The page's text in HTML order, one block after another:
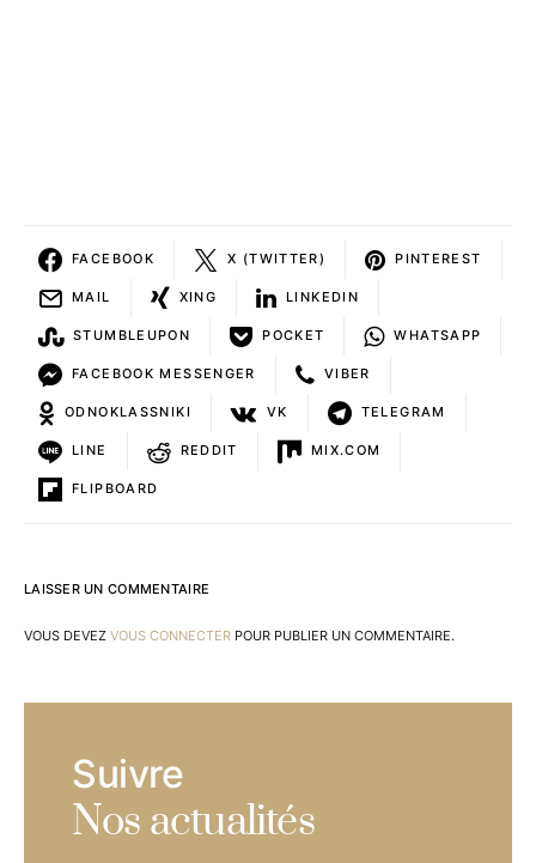
FACEBOOK X (TWITTER) PINTEREST
MAIL XING LINKEDIN
STUMBLEUPON POCKET WHATSAPP
FACEBOOK MESSENGER VIBER
ODNOKLASSNIKI VK TELEGRAM
LINE REDDIT MIX.COM
FLIPBOARD
LAISSER UN COMMENTAIRE
VOUS DEVEZ VOUS CONNECTER POUR PUBLIER UN COMMENTAIRE.
Suivre
Nos actualités